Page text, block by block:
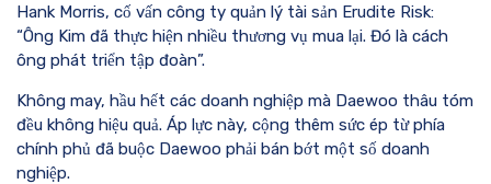
Hank Morris, cố vấn công ty quản lý tài sản Erudite Risk:
“Ông Kim đã thực hiện nhiều thương vụ mua lại. Đó là cách
ông phát triển tập đoàn”.
Không may, hầu hết các doanh nghiệp mà Daewoo thâu tóm
đều không hiệu quả. Áp lực này, cộng thêm sức ép từ phía
chính phủ đã buộc Daewoo phải bán bớt một số doanh
nghiệp.